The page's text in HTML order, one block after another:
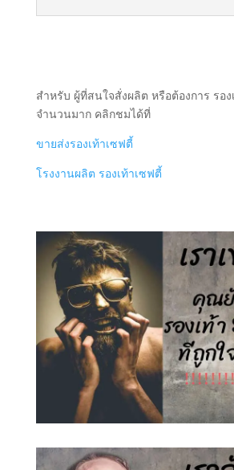
สำหรับ ผู้ที่สนใจสั่งผลิต หรือต้องการ รอ
จำนวนมาก คลิกชมได้ที่
ขายส่งรองเท้าเซฟตี้
โรงงานผลิต รองเท้าเซฟตี้